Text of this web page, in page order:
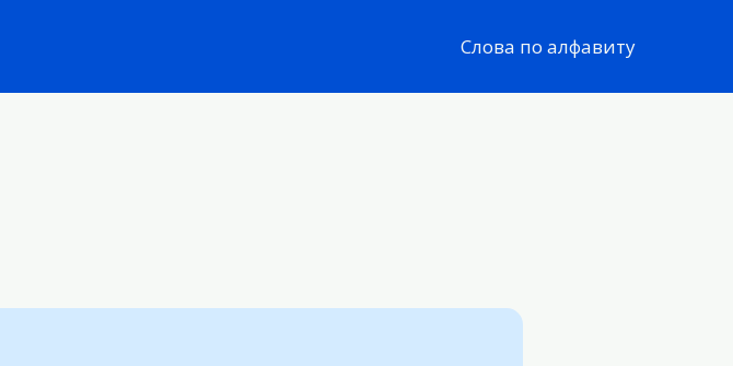
Слова по алфавиту